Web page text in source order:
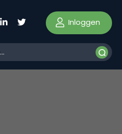
Inloggen